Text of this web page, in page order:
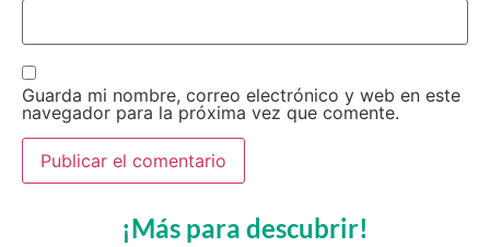
Guarda mi nombre, correo electrónico y web en este
navegador para la próxima vez que comente.
¡Más para descubrir!